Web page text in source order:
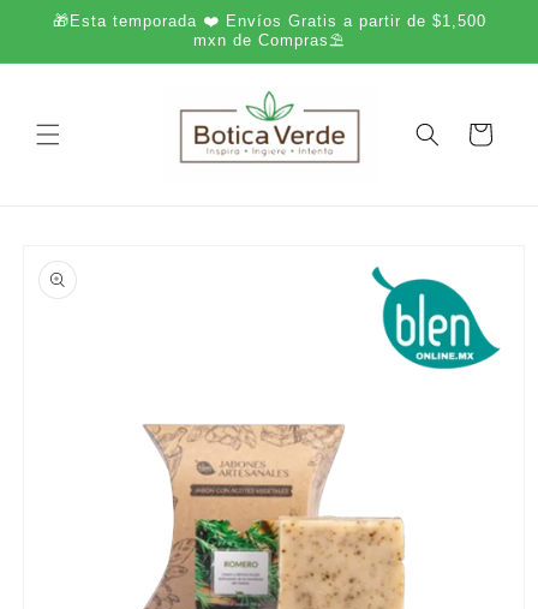
directamente
🎁Esta temporada ❤️ Envíos Gratis a partir de $1,500
mxn de Compras⛱️
Carrito
a la
información